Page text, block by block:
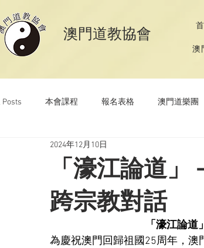
​澳門道教協會
澳
Posts 本會課程 報名表格 澳門道樂團
澳門道教科儀音樂 澳門道教青年協會
「濠江論道」
跨宗教對話
2024年12月10日
「濠江論
為慶祝澳門回歸祖國25周年，澳